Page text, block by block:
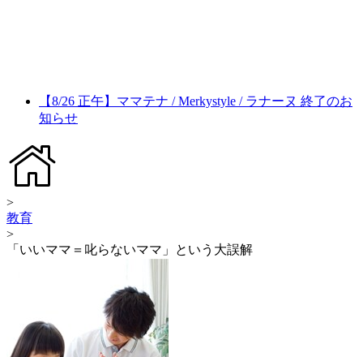
【8/26 正午】ママテナ / Merkystyle / ラナーヌ 終了のお
知らせ
>
教育
>
「いいママ＝叱らないママ」という大誤解